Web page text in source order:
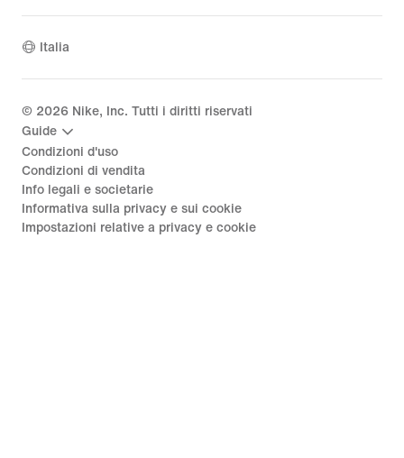
Italia
© 2026 Nike, Inc. Tutti i diritti riservati
Guide
Condizioni d'uso
Condizioni di vendita
Info legali e societarie
Informativa sulla privacy e sui cookie
Impostazioni relative a privacy e cookie